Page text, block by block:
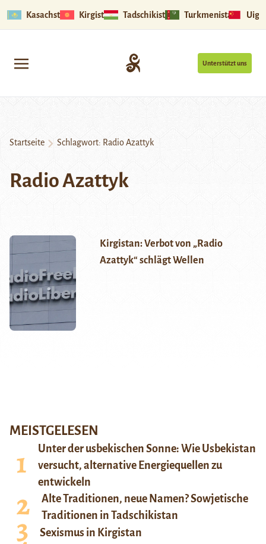
Kasachstan Kirgistan Tadschikistan Turkmenistan
Unterstützt uns
Startseite Schlagwort: Radio Azattyk
Radio Azattyk
Kirgistan: Verbot von „Radio
Azattyk“ schlägt Wellen
MEISTGELESEN
Unter der usbekischen Sonne: Wie Usbekistan
versucht, alternative Energiequellen zu
entwickeln
Alte Traditionen, neue Namen? Sowjetische
Traditionen in Tadschikistan
Sexismus in Kirgistan